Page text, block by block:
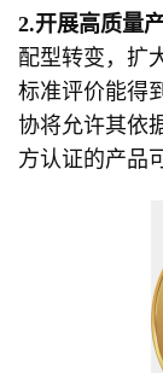
2.开展高质量
配型转变，扩
标准评价能得
协将允许其依
方认证的产品